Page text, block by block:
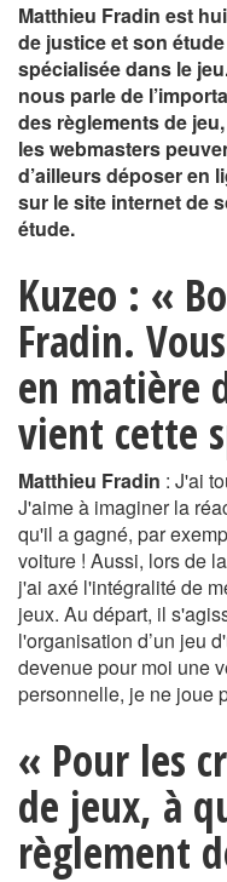
Matthieu Fradin est
de justice et son
spécialisée dans le
nous parle de
des règlements de
les webmasters
d’ailleurs déposer en
sur le site internet de
étude.
Kuzeo : «
Fradin.
en matière
vient cette
Matthieu Fradin : J'ai
J'aime à imaginer la
qu'il a gagné, par
voiture ! Aussi, lors de
j'ai axé l'intégralité de
jeux. Au départ, il
l'organisation d’un jeu
devenue pour moi une
personnelle, je ne joue
« Pour les
de jeux, à
règlement